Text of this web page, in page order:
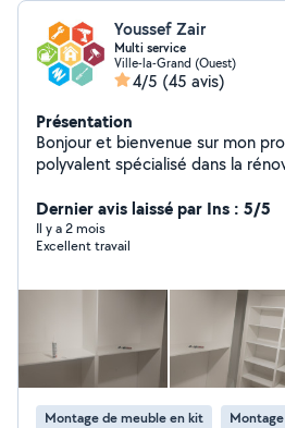
Youssef Zair
Multi service
Ville-la-Grand (Ouest)
4/5 (45 avis)
Présentation
Bonjour et bienvenue sur mon profil Je suis
polyvalent spécialisé dans la
types de chantiers. Travaux de rénovation (peinture,
plomberie , carrelage, parquet,
Petits et grands bricolages
pour redonner vie à vos espaces Sérieux, polyvalent et à
l'écoute, je mets un point
soigné et durable, toujours
de vos attentes. Disponible pour vos projets de
rénovation et vos besoins de
d'aménagement.
Dernier avis laissé par Ins : 5/5
Il y a 2 mois
Excellent travail
Montage de meuble en kit